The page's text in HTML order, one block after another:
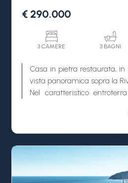
€ 290.000
3 CAMERE 3 BAGNI
Casa in pietra restaurata, in
vista panoramica sopra la
Nel caratteristico
ora in vendita, offre una
La posizione unisce
vicinanza al mare,
rendendola ideale come